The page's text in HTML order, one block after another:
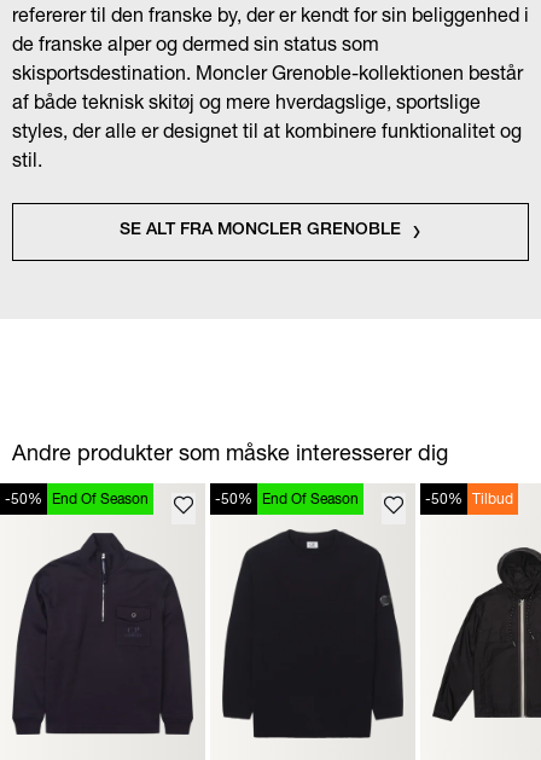
refererer til den franske by, der er kendt for sin beliggenhed i
de franske alper og dermed sin status som
skisportsdestination. Moncler Grenoble-kollektionen består
af både teknisk skitøj og mere hverdagslige, sportslige
styles, der alle er designet til at kombinere funktionalitet og
stil.
SE ALT FRA MONCLER GRENOBLE
Andre produkter som måske interesserer dig
-50% End Of Season -50% End Of Season -50% Tilbud